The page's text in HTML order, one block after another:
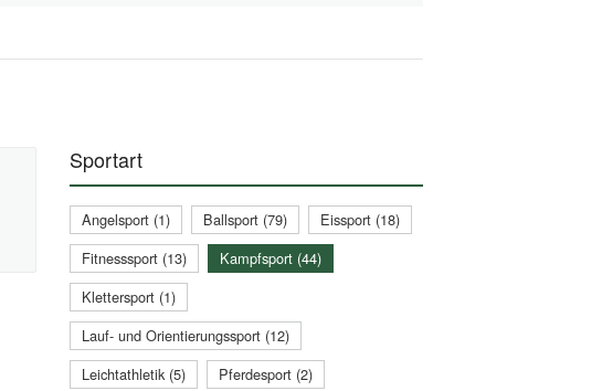
Sportart
Angelsport (1) Ballsport (79)
Eissport (18)
Fitnesssport (13)
Kampfsport (44)
Klettersport (1)
Lauf- und Orientierungssport (12)
Leichtathletik (5)
Pferdesport (2)